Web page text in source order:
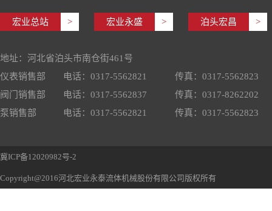
宏业总站 > 宏业永盛 > 泊头宏昌 >
地址：河北省泊头市南仓街461号
仪表销售部
电话：0317-5562821
传真：0317-5562823
阀门销售部
电话：0317-5562837
传真：0317-8262202
泵销售部
电话：0317-5562821 传真：0317-5562823
冀ICP备12020982号-2
Copyright@2016河北宏业永泰流体机械股份有限公司版权所有